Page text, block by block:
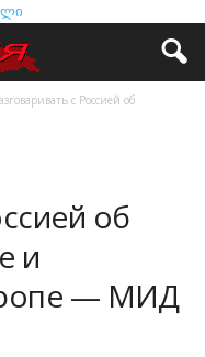
с Россией об
об
и
— МИД